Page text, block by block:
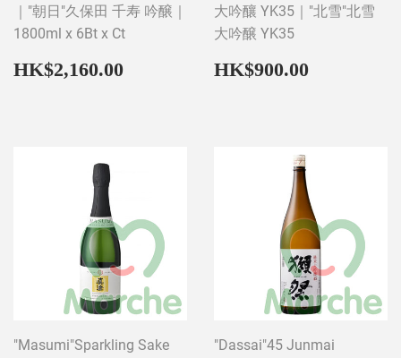
｜"朝日"久保田 千寿 吟醸｜
1800ml x 6Bt x Ct
Regular
price
HK$2,160.00 HK$2,160.00
大吟釀 YK35｜"北雪"北雪
大吟醸 YK35
Regular
price
HK$900.00
"Masumi"Sparkling Sake
"Dassai"45 Junmai